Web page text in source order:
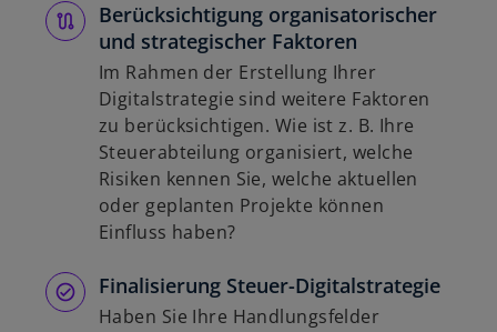
Berücksichtigung organisatorischer
und strategischer Faktoren
Im Rahmen der Erstellung Ihrer
Digitalstrategie sind weitere Faktoren
zu berücksichtigen. Wie ist z. B. Ihre
Steuerabteilung organisiert, welche
Risiken kennen Sie, welche aktuellen
oder geplanten Projekte können
Einfluss haben?
Finalisierung Steuer-Digitalstrategie
Haben Sie Ihre Handlungsfelder